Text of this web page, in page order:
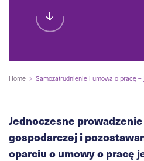
Home Samozatrudnienie i umowa o pracę –
Jednoczesne
gospodarczej i
oparciu o umowy o pracę